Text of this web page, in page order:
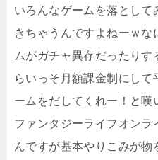
いろんなゲームを落とし
きちゃうんですよねーｗ
ムがガチャ異存だったり
らいっそ月額課金制にし
ームをだしてくれー！と嘆
ファンタジーライフオンラ
んですが基本やりこみが